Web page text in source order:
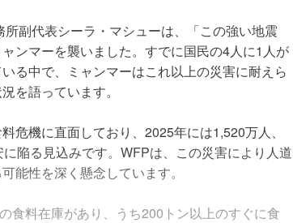
副代表シーラ・マシューは、「この強い地震
ンマーを襲いました。すでに国民の4人に1人が
る中で、ミャンマーはこれ以上の災害に耐えら
を語っています。
危機に直面しており、2025年には1,520万人、
陥る見込みです。WFPは、この災害により人道
能性を深く懸念しています。
食料在庫があり、うち200トン以上のすぐに食